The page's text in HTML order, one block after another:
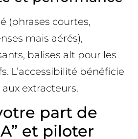
(phrases courtes,
mais aérés),
balises alt pour les
L’accessibilité bénéficie
extracteurs.
part de
et piloter